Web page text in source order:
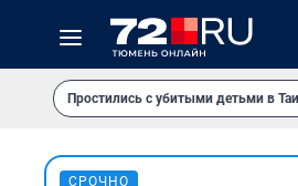
Простились с убитыми детьми в
СРОЧНО